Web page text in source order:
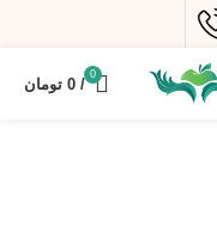
0
/
0 تومان